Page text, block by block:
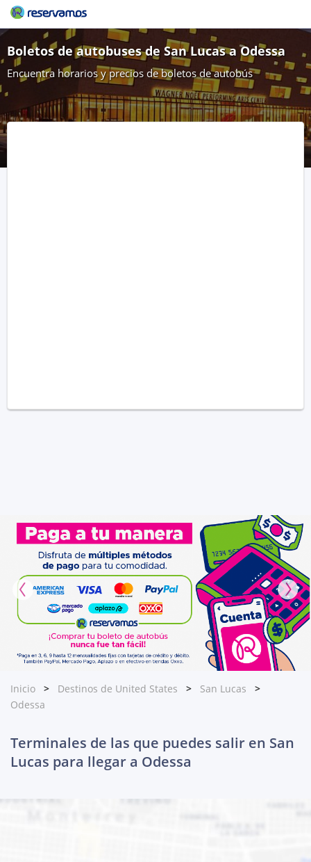
Boletos de autobuses de San Lucas a Odessa
Encuentra horarios y precios de boletos de autobús
Inicio Destinos de United States
San Lucas
Odessa
Terminales de las que puedes salir en San
Lucas para llegar a Odessa